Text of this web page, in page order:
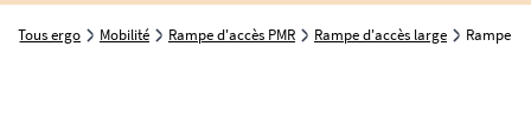
Tous ergo Mobilité Rampe d'accès PMR Rampe d'accès large Rampe